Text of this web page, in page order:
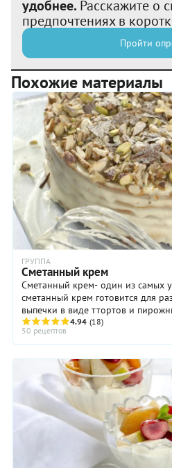
удобнее. Расскажите о
предпочтениях в
Пройти
Похожие материалы
ГРУППА
Сметанный крем
Сметанный крем- один из самых
сметанный крем готовится для
выпечки в виде ттортов и
вместо сладких ингредиентов
4.94 (18)
50 рецептов